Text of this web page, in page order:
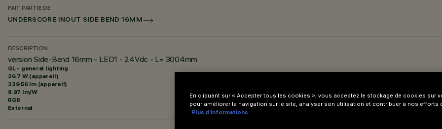
FAIT PARTIE DE
UNDERSCORE INOUT SIDE BEND 16MM
DESCRIPTION
version Side-Bend 16mm - LED1 - 24Vdc - L= 3004mm
GL - general lighting
26.7 W (appareil)
239.56 lm (appareil)
8.97 lm/W
RGB
External
En cliquant sur « Accepter tous les cookies », vous acceptez le stockage de cookies sur
pour améliorer la navigation sur le site, analyser son utilisation et contribuer à nos efforts
Plus d’informations